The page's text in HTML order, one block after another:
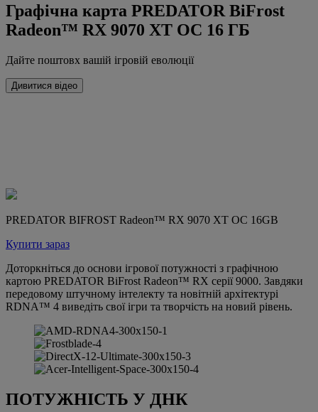
Графічна карта PREDATOR BiFrost
Radeon™ RX 9070 XT OC 16 ГБ
Дайте поштовх вашій ігровій еволюції
Дивитися відео
PREDATOR BIFROST Radeon™ RX 9070 XT OC 16GB
Купити зараз
Доторкніться до основи ігрової потужності з графічною
картою PREDATOR BiFrost Radeon™ RX серії 9000. Завдяки
передовому штучному інтелекту та новітній архітектурі
RDNA™ 4 виведіть свої ігри та творчість на новий рівень.
ПОТУЖНІСТЬ У ДНК